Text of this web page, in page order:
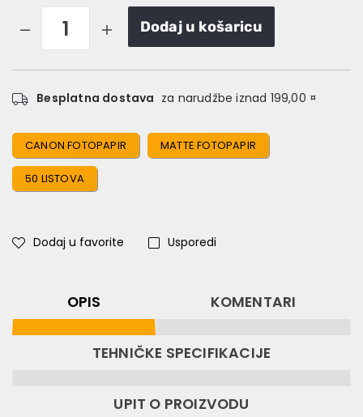
Dodaj u košaricu
Besplatna dostava za narudžbe iznad 199,00 ¤
CANON FOTOPAPIR MATTE FOTOPAPIR
50 LISTOVA
Dodaj u favorite Usporedi
OPIS KOMENTARI
TEHNIČKE SPECIFIKACIJE
UPIT O PROIZVODU